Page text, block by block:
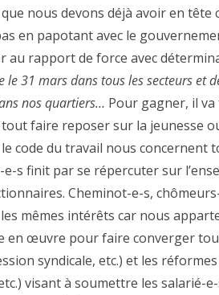
nous devons déjà avoir en tête
en papotant avec le
au rapport de force avec
le 31 mars dans tous les secteurs et
nos quartiers… Pour gagner, il va
faire reposer sur la jeunesse
code du travail nous concernent
s finit par se répercuter sur
Cheminot-e-s,
mêmes intérêts car nous
en œuvre pour faire converger
syndicale, etc.) et les
visant à soumettre les salarié-